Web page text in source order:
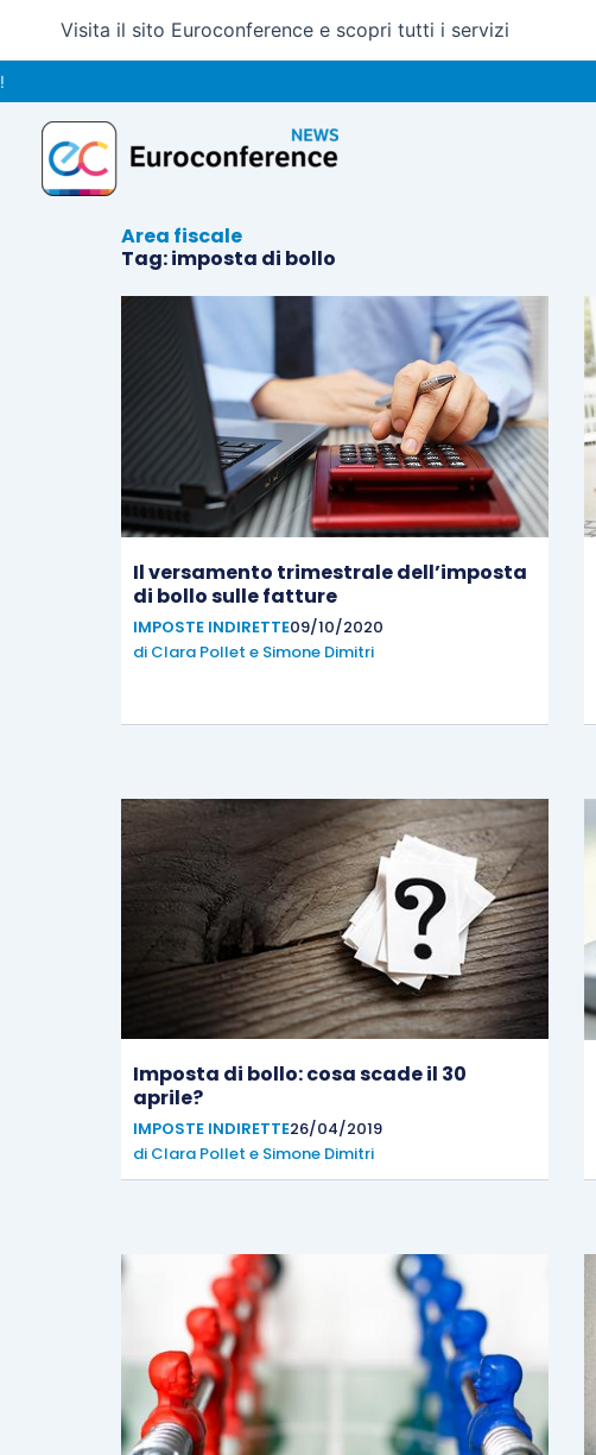
contenuto
Visita il sito Euroconference e scopri tutti i servizi
Area fiscale
Tag: imposta di bollo
Il versamento trimestrale dell’imposta
di bollo sulle fatture
IMPOSTE INDIRETTE09/10/2020
di Clara Pollet e Simone Dimitri
Imposta di bollo: cosa scade il 30
aprile?
IMPOSTE INDIRETTE26/04/2019
di Clara Pollet e Simone Dimitri